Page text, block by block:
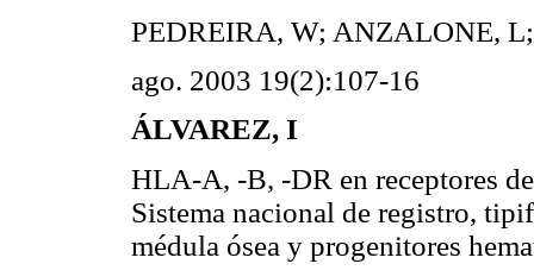
PEDREIRA, W; ANZALONE,
ago. 2003 19(2):107-16
ÁLVAREZ, I
HLA-A, -B, -DR en receptores
Sistema nacional de registro,
médula ósea y progenitores